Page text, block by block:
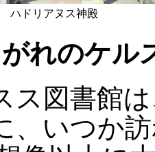
ハドリアヌス神殿
れのケル
ス図書館
、いつか